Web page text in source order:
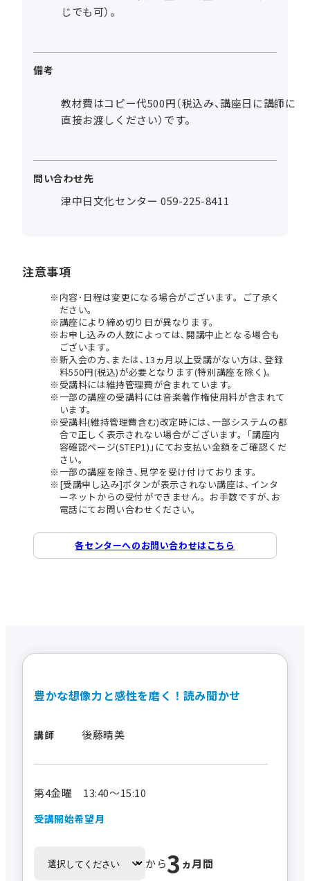
じでも可）。
備考
教材費はコピー代500円（税込み、講座日に講師に
直接お渡しください）です。
問い合わせ先
津中日文化センター 059-225-8411
注意事項
内容･日程は変更になる場合がございます。ご了承く
ださい。
講座により締め切り日が異なります。
お申し込みの人数によっては､開講中止となる場合も
ございます。
新入会の方､または､13ヵ月以上受講がない方は､登録
料550円(税込)が必要となります(特別講座を除く)。
受講料には維持管理費が含まれています。
一部の講座の受講料には音楽著作権使用料が含まれて
います。
受講料(維持管理費含む)改定時には､一部システムの都
合で正しく表示されない場合がございます。｢講座内
容確認ページ(STEP1)｣にてお支払い金額をご確認くだ
さい。
一部の講座を除き､見学を受け付けております。
[受講申し込み]ボタンが表示されない講座は､インタ
ーネットからの受付ができません。お手数ですが､お
電話にてお問い合わせください。
各センターへのお問い合わせはこちら
豊かな想像力と感性を磨く！読み聞かせ
講師 後藤晴美
第4金曜 13:40～15:10
受講開始希望月
から3 ヵ月間